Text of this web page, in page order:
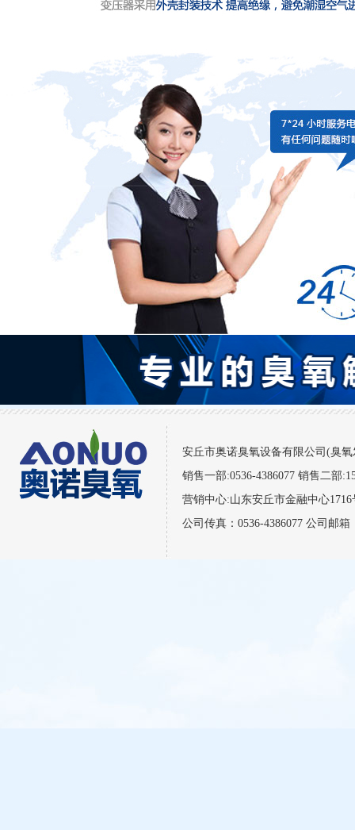
安丘市奥诺臭氧设备有限公司(臭氧
销售一部:0536-4386077 销售二部
营销中心:山东安丘市金融中心
公司传真：0536-4386077 公司邮箱